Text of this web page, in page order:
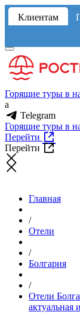
Клиентам
Горящие туры в
a
Telegram
Горящие туры в
Перейти
Перейти
Главная
/
Отели
/
Болгария
/
Отели
актуальная